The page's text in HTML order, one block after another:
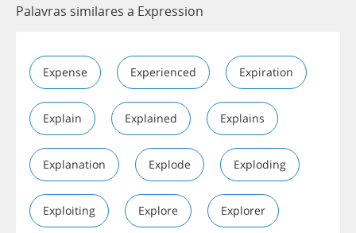
Palavras similares a Expression
Expense Experienced Expiration
Explain Explained Explains
Explanation Explode Exploding
Exploiting Explore Explorer